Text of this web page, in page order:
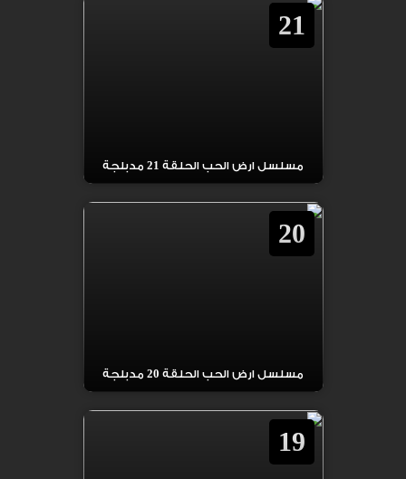
21
مسلسل ارض الحب الحلقة 21 مدبلجة
20
مسلسل ارض الحب الحلقة 20 مدبلجة
19